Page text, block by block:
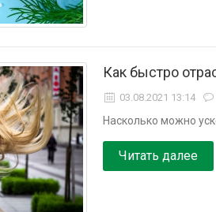
Как быстро
03.08.2021 13:14
Насколько можно
Читать далее